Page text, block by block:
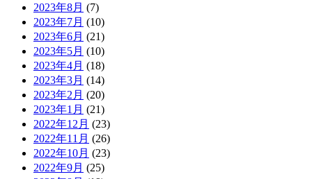
2023年8月 (7)
2023年7月 (10)
2023年6月 (21)
2023年5月 (10)
2023年4月 (18)
2023年3月 (14)
2023年2月 (20)
2023年1月 (21)
2022年12月 (23)
2022年11月 (26)
2022年10月 (23)
2022年9月 (25)